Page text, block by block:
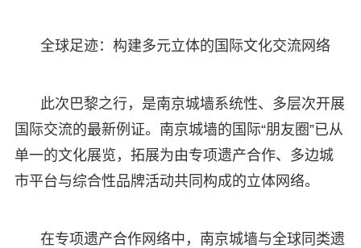
全球足迹：构建多元立体的国际文化交流网络
此次巴黎之行，是南京城墙系统性、多层次开展
国际交流的最新例证。南京城墙的国际“朋友圈”已从
单一的文化展览，拓展为由专项遗产合作、多边城
市平台与综合性品牌活动共同构成的立体网络。
在专项遗产合作网络中，南京城墙与全球同类遗